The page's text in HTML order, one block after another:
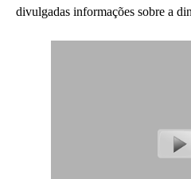
divulgadas informações sobre a